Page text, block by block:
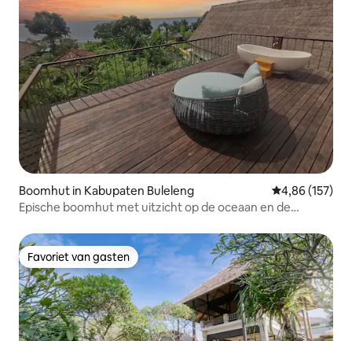
Boomhut in Kabupaten Buleleng Gemiddelde
4,86 (157)
Epische boomhut met uitzicht op de oceaan en de
Favoriet van gasten
Favoriet van gasten